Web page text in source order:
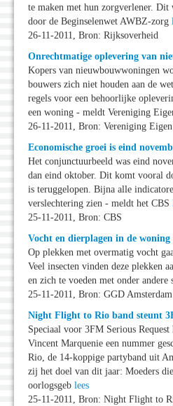
te maken met hun zorgverlener.
door de Beginselenwet AWBZ-zorg
26-11-2011, Bron: Rijksoverheid
Onrechtmatige oplevering van
Kopers van nieuwbouwwoningen
bouwers zich niet houden aan de
regels voor een behoorlijke
een woning - meldt Vereniging
26-11-2011, Bron: Vereniging
Economische groei is eind
Het conjunctuurbeeld was eind
dan eind oktober. Dit komt vooral
is teruggelopen. Bijna alle
verslechtering zien - meldt het CBS
25-11-2011, Bron: CBS
Vocht en dierplagen in de woning
Op plekken met overmatig vocht
Veel insecten vinden deze plekken
en zich te voeden met onder andere
25-11-2011, Bron: GGD Amsterdam
Night Flight to Rio band steunt
Speciaal voor 3FM Serious
Vincent Marquenie een nummer
Rio, de 14-koppige partyband uit
zij het doel van dit jaar: Moeders
oorlogsgeb lees
25-11-2011, Bron: Night Flight to